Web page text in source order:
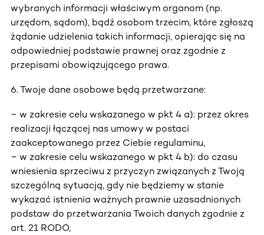
wybranych informacji właściwym organom (np.
urzędom, sądom), bądź osobom trzecim, które zgłoszą
żądanie udzielenia takich informacji, opierając się na
odpowiedniej podstawie prawnej oraz zgodnie z
przepisami obowiązującego prawa.
6. Twoje dane osobowe będą przetwarzane:
− w zakresie celu wskazanego w pkt 4 a): przez okres
realizacji łączącej nas umowy w postaci
zaakceptowanego przez Ciebie regulaminu,
− w zakresie celu wskazanego w pkt 4 b): do czasu
wniesienia sprzeciwu z przyczyn związanych z Twoją
szczególną sytuacją, gdy nie będziemy w stanie
wykazać istnienia ważnych prawnie uzasadnionych
podstaw do przetwarzania Twoich danych zgodnie z
art. 21 RODO,